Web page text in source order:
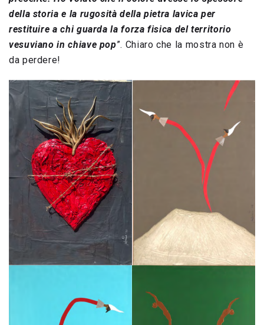
della storia e la rugosità della pietra lavica per
restituire a chi guarda la forza fisica del territorio
vesuviano in chiave pop”. Chiaro che la mostra non è
da perdere!